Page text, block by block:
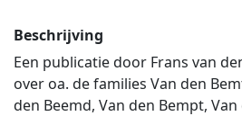
Beschrijving
Een publicatie door Frans van
over oa. de families Van den
den Beemd, Van den Bempt, Van